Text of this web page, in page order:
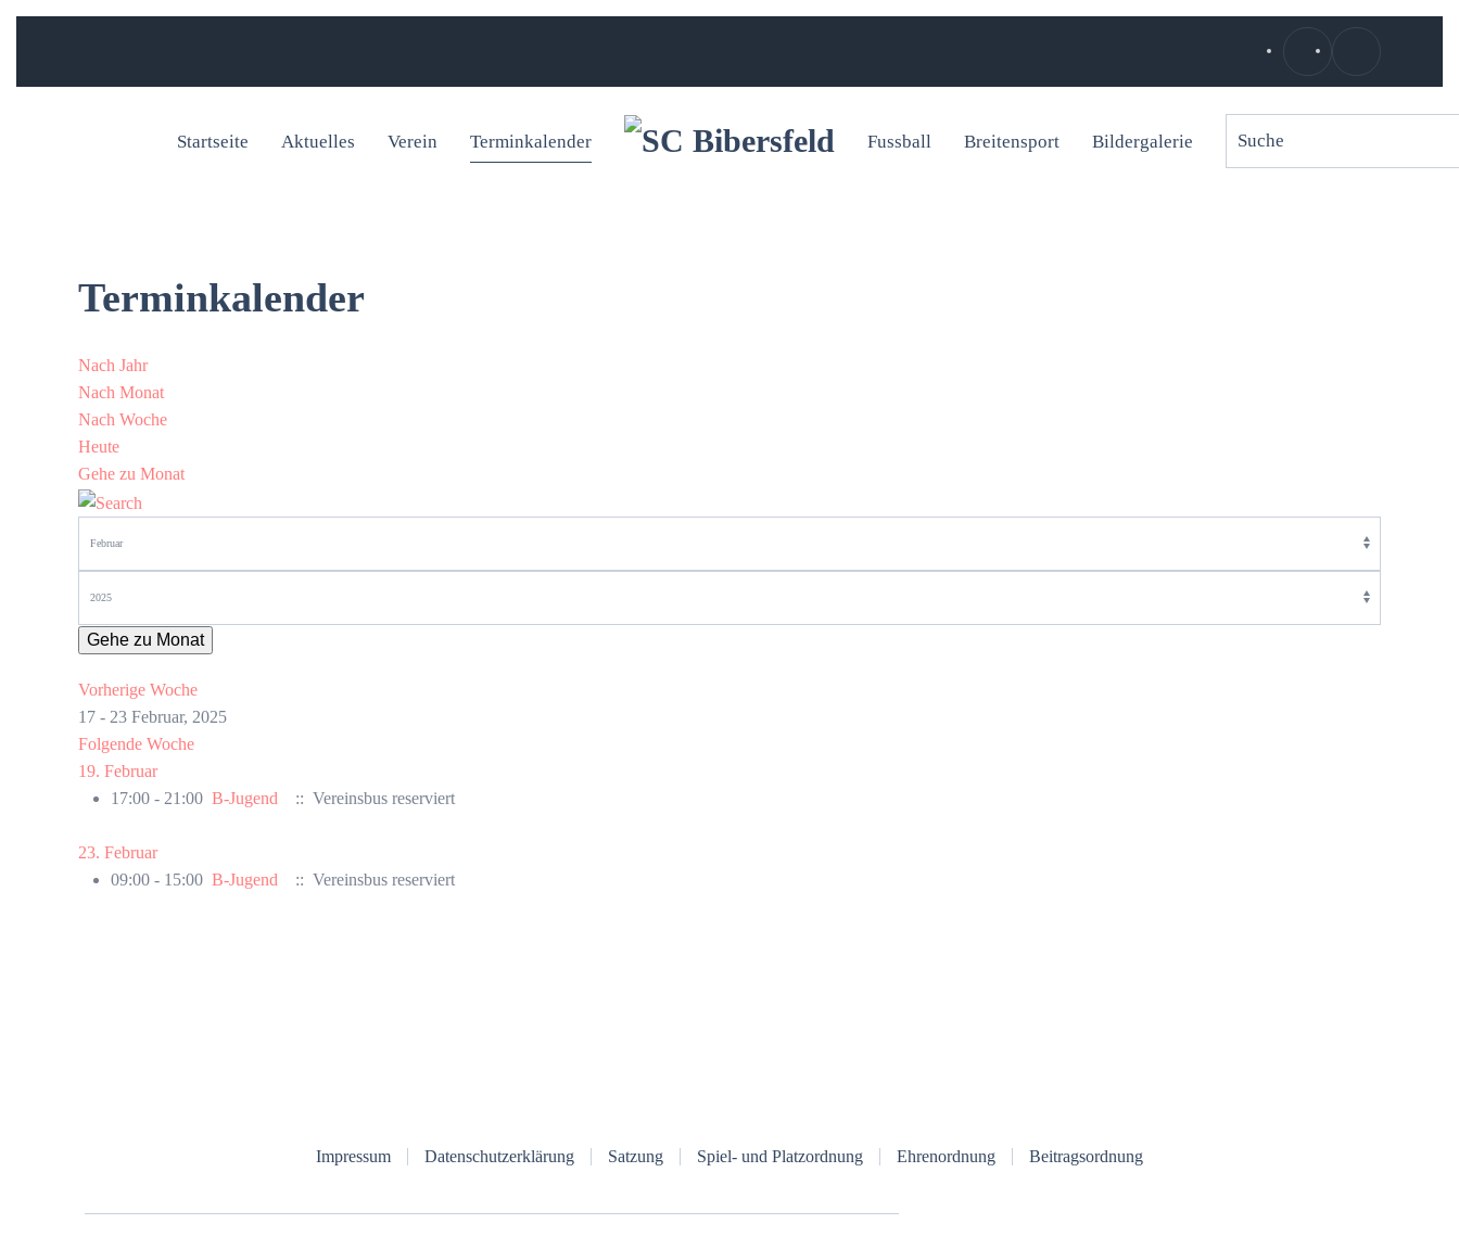
Startseite Aktuelles Verein Terminkalender Fussball Breitensport Bildergalerie
Terminkalender
Nach Jahr
Nach Monat
Nach Woche
Heute
Gehe zu Monat
Gehe zu Monat
Vorherige Woche
17 - 23 Februar, 2025
Folgende Woche
19. Februar
17:00 - 21:00 B-Jugend :: Vereinsbus reserviert
23. Februar
09:00 - 15:00 B-Jugend :: Vereinsbus reserviert
Impressum Datenschutzerklärung Satzung Spiel- und Platzordnung Ehrenordnung Beitragsordnung